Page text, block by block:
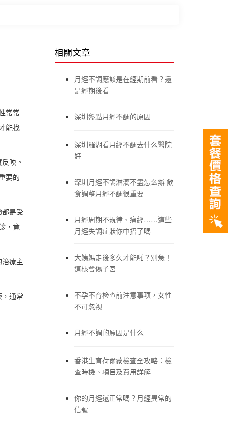
常常
能找
映。
要的
都是受
，竟
治療主
，通常
相關文章
月經不調應該是在經期前看？還
是經期後看
深圳盤點月經不調的原因
深圳羅湖看月經不調去什么醫院
好
深圳月經不調淋漓不盡怎么辦 飲
食調整月經不調很重要
月經周期不規律、痛經……這些
月經失調症狀你中招了嗎
大姨媽走後多久才能啪？別急！
這樣會傷子宮
不孕不育检查前注意事项，女性
不可忽视
月經不調的原因是什么
香港生育荷爾蒙檢查全攻略：檢
查時機、項目及費用詳解
你的月經還正常嗎？月經異常的
信號